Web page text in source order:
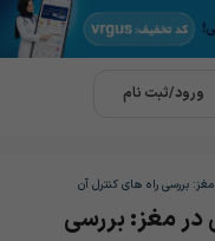
ورود/ثبت نام
بررسی راه های کنترل آن
مغز: بررسی